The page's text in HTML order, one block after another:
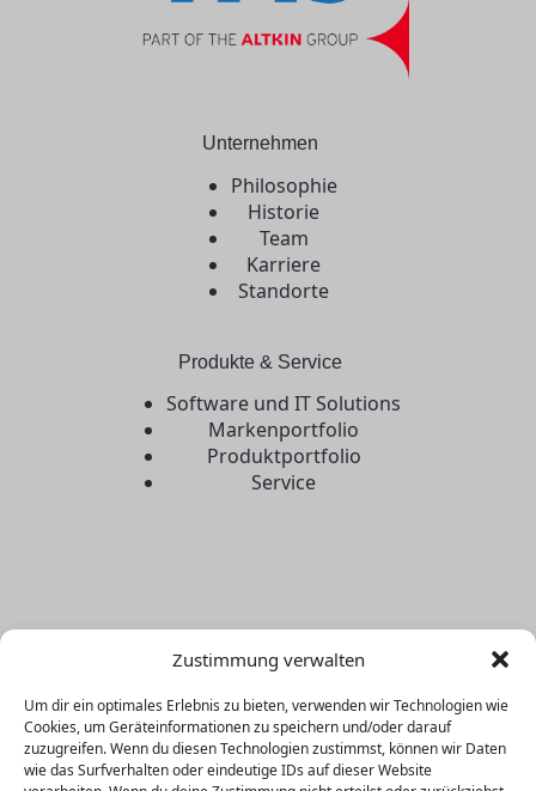
Zustimmung verwalten
Um dir ein optimales Erlebnis zu bieten, verwenden wir Technologien wie
Cookies, um Geräteinformationen zu speichern und/oder darauf
zuzugreifen. Wenn du diesen Technologien zustimmst, können wir Daten
wie das Surfverhalten oder eindeutige IDs auf dieser Website
Unternehmen
Philosophie
Historie
Team
Karriere
Standorte
Produkte & Service
Software und IT Solutions
Markenportfolio
Produktportfolio
Service
Fax: (+49) 23 72 / 55 49-55
Benötigen Sie Hilfe oder haben Sie eine Frage?